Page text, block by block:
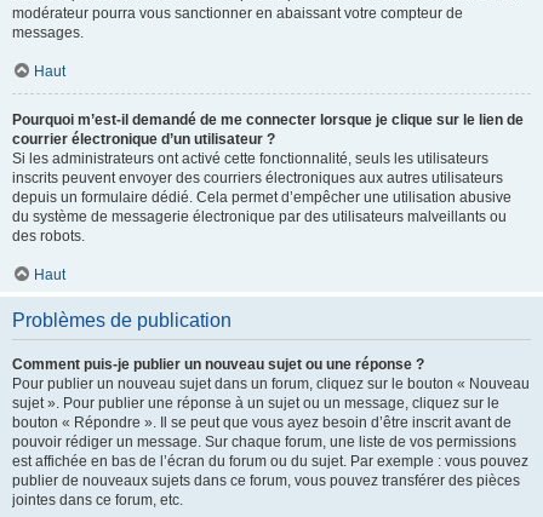
modérateur pourra vous sanctionner en abaissant votre compteur de
messages.
Haut
Pourquoi m’est-il demandé de me connecter lorsque je clique sur le lien de
courrier électronique d’un utilisateur ?
Si les administrateurs ont activé cette fonctionnalité, seuls les utilisateurs
inscrits peuvent envoyer des courriers électroniques aux autres utilisateurs
depuis un formulaire dédié. Cela permet d’empêcher une utilisation abusive
du système de messagerie électronique par des utilisateurs malveillants ou
des robots.
Haut
Problèmes de publication
Comment puis-je publier un nouveau sujet ou une réponse ?
Pour publier un nouveau sujet dans un forum, cliquez sur le bouton « Nouveau
sujet ». Pour publier une réponse à un sujet ou un message, cliquez sur le
bouton « Répondre ». Il se peut que vous ayez besoin d’être inscrit avant de
pouvoir rédiger un message. Sur chaque forum, une liste de vos permissions
est affichée en bas de l’écran du forum ou du sujet. Par exemple : vous pouvez
publier de nouveaux sujets dans ce forum, vous pouvez transférer des pièces
jointes dans ce forum, etc.